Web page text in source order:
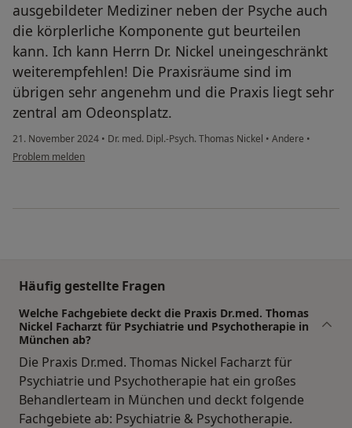
ausgebildeter Mediziner neben der Psyche auch
die körplerliche Komponente gut beurteilen
kann. Ich kann Herrn Dr. Nickel uneingeschränkt
weiterempfehlen! Die Praxisräume sind im
übrigen sehr angenehm und die Praxis liegt sehr
zentral am Odeonsplatz.
21. November 2024 • Dr. med. Dipl.-Psych. Thomas Nickel • Andere •
Problem melden
Häufig gestellte Fragen
Welche Fachgebiete deckt die Praxis Dr.med. Thomas
Nickel Facharzt für Psychiatrie und Psychotherapie in
München ab?
Die Praxis Dr.med. Thomas Nickel Facharzt für
Psychiatrie und Psychotherapie hat ein großes
Behandlerteam in München und deckt folgende
Fachgebiete ab: Psychiatrie & Psychotherapie.